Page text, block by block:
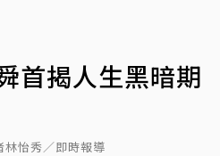
首揭人生黑暗期
林怡秀／即時報導